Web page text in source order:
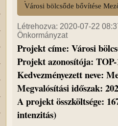
Városi bölcsőde bővítése
Létrehozva: 2020-07-22
Önkormányzat
Projekt címe: Városi
Projekt azonosítója: TOP-
Kedvezményezett neve:
Megvalósítási időszak:
A projekt összköltsége:
intenzitás)